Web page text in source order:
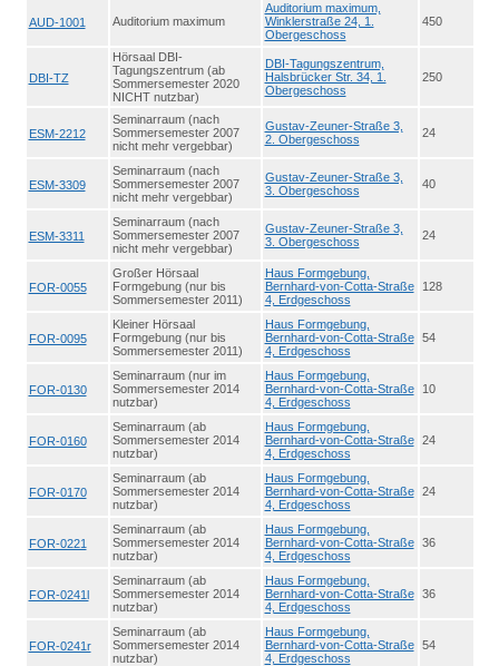
AUD-1001 Auditorium maximum
Auditorium maximum,
Winklerstraße 24, 1.
Obergeschoss
450
DBI-TZ
Hörsaal DBI-
Tagungszentrum (ab
Sommersemester 2020
NICHT nutzbar)
DBI-Tagungszentrum,
Halsbrücker Str. 34, 1.
Obergeschoss
250
ESM-2212
Seminarraum (nach
Sommersemester 2007
nicht mehr vergebbar)
Gustav-Zeuner-Straße 3,
2. Obergeschoss
24
ESM-3309
Seminarraum (nach
Sommersemester 2007
nicht mehr vergebbar)
Gustav-Zeuner-Straße 3,
3. Obergeschoss
40
ESM-3311
Seminarraum (nach
Sommersemester 2007
nicht mehr vergebbar)
Gustav-Zeuner-Straße 3,
3. Obergeschoss
24
FOR-0055
Großer Hörsaal
Formgebung (nur bis
Sommersemester 2011)
Haus Formgebung,
Bernhard-von-Cotta-Straße
4, Erdgeschoss
128
FOR-0095
Kleiner Hörsaal
Formgebung (nur bis
Sommersemester 2011)
Haus Formgebung,
Bernhard-von-Cotta-Straße
4, Erdgeschoss
54
FOR-0130
Seminarraum (nur im
Sommersemester 2014
nutzbar)
Haus Formgebung,
Bernhard-von-Cotta-Straße
4, Erdgeschoss
10
FOR-0160
Seminarraum (ab
Sommersemester 2014
nutzbar)
Haus Formgebung,
Bernhard-von-Cotta-Straße
4, Erdgeschoss
24
FOR-0170
Seminarraum (ab
Sommersemester 2014
nutzbar)
Haus Formgebung,
Bernhard-von-Cotta-Straße
4, Erdgeschoss
24
FOR-0221
Seminarraum (ab
Sommersemester 2014
nutzbar)
Haus Formgebung,
Bernhard-von-Cotta-Straße
4, Erdgeschoss
36
FOR-0241l
Seminarraum (ab
Sommersemester 2014
nutzbar)
Haus Formgebung,
Bernhard-von-Cotta-Straße
4, Erdgeschoss
36
FOR-0241r
Seminarraum (ab
Sommersemester 2014
nutzbar)
Haus Formgebung,
Bernhard-von-Cotta-Straße
4, Erdgeschoss
54